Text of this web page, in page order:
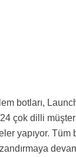
botları,
çok dilli
yapıyor. Tüm